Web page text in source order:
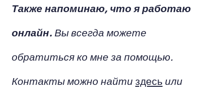
Также напоминаю, что я работаю
онлайн. Вы всегда можете
обратиться ко мне за помощью.
Контакты можно найтиздесь или